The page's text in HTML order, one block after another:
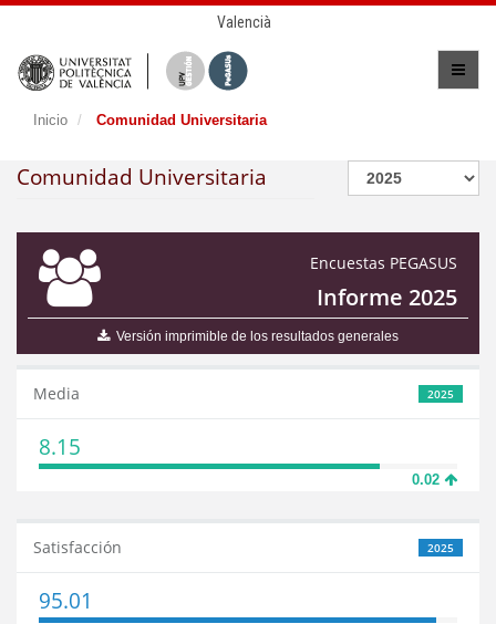
Valencià
Inicio Comunidad Universitaria
Comunidad Universitaria
Encuestas PEGASUS
Informe 2025
Versión imprimible de los resultados generales
2025
Media
8.15
0.02
2025
Satisfacción
95.01